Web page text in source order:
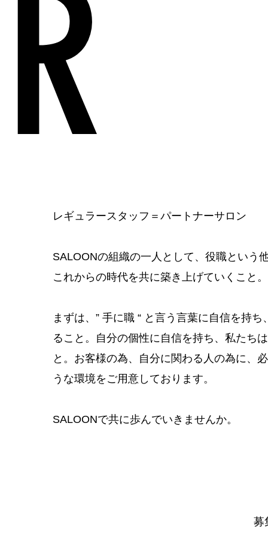
R
レギュラースタッフ＝パートナーサロン
SALOONの組織の一人として、役職という
これからの時代を共に築き上げていくこと
まずは、” 手に職 “ と言う言葉に自信を持
ること。自分の個性に自信を持ち、私たち
と。お客様の為、自分に関わる人の為に、
うな環境をご用意しております。
SALOONで共に歩んでいきませんか。
募